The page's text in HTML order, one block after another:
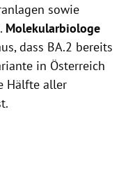
sowie
Molekularbiologe
dass BA.2 bereits
in Österreich
Hälfte aller